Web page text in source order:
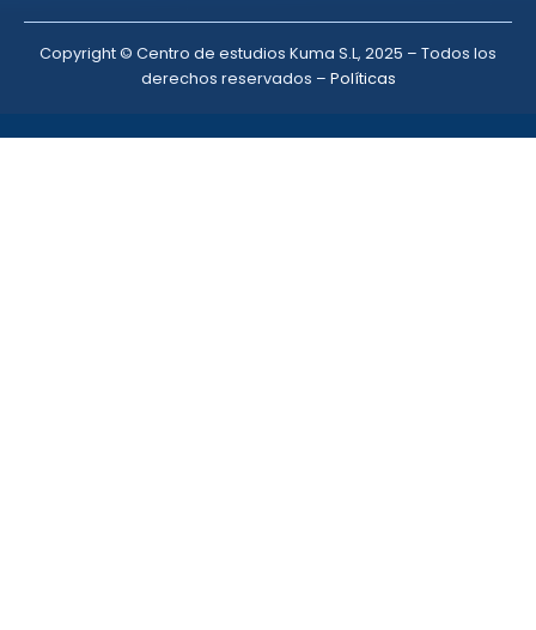
Copyright © Centro de estudios Kuma S.L, 2025 – Todos los
derechos reservados – Políticas